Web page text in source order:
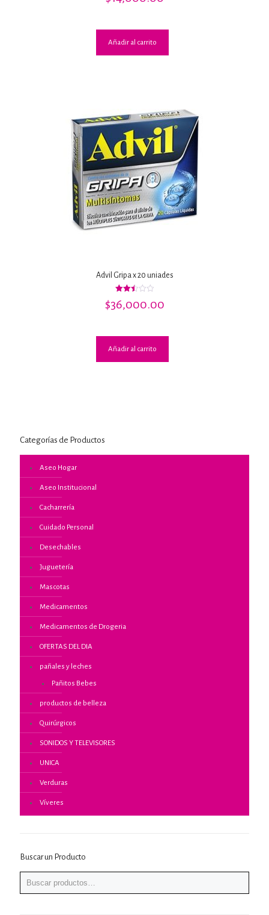
Añadir al carrito
Advil Gripa x 20 uniades
Valorado
con
$36,000.00
Añadir al carrito
Categorías de Productos
Aseo Hogar
Aseo Institucional
Cacharrería
Cuidado Personal
Desechables
Juguetería
Mascotas
Medicamentos
Medicamentos de Drogeria
OFERTAS DEL DIA
pañales y leches
Pañitos Bebes
productos de belleza
Quirúrgicos
SONIDOS Y TELEVISORES
UNICA
Verduras
Víveres
Buscar un Producto